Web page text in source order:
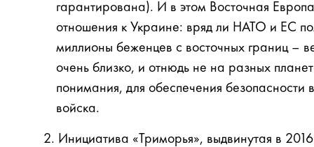
гарантирована). И в этом Восточная
отношения к Украине: вряд ли НАТО и ЕС
миллионы беженцев с восточных границ –
очень близко, и отнюдь не на разных
понимания, для обеспечения безопасности
войска.
Инициатива «Триморья», выдвинутая в